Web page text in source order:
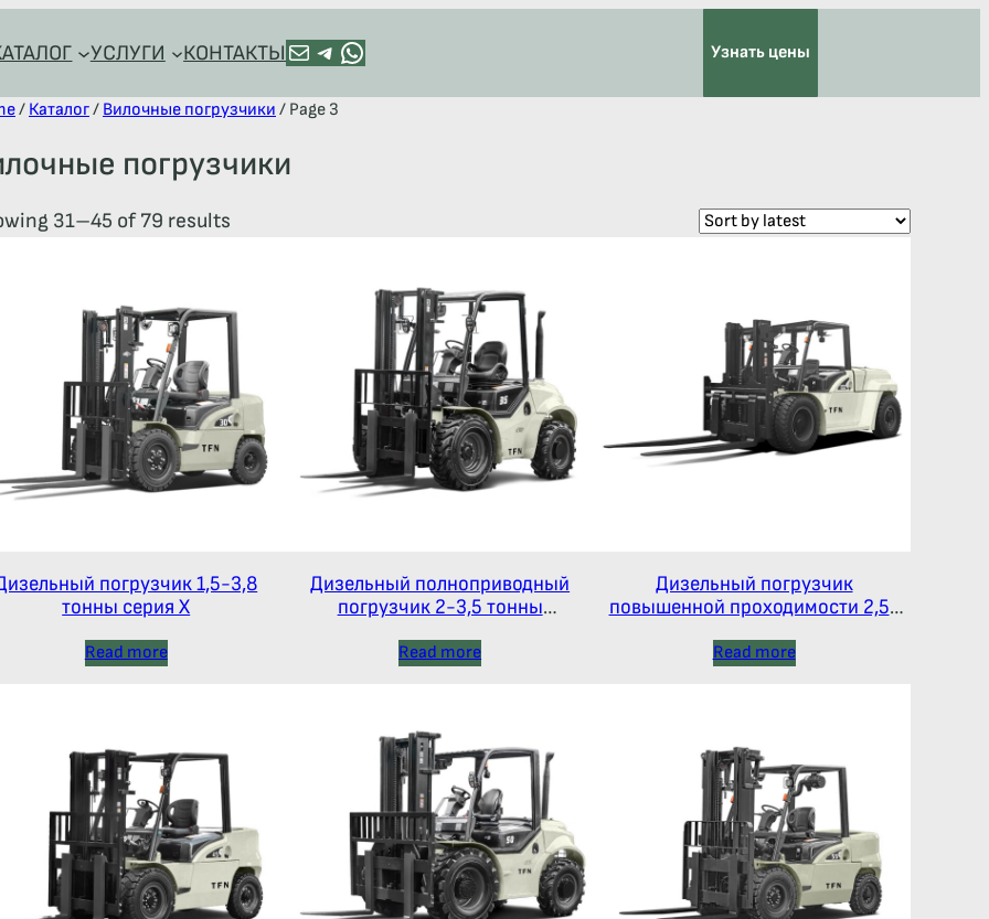
УСЛУГИ КОНТАКТЫПОЧТА TELEGRAM HTTPS://WA.ME/+79128918544 Узнать цены
/ Каталог/ Вилочные погрузчики / Page 3
погрузчики
31–45 of 79 results
погрузчик 1,5-3,8
тонны серия Х
Read more
Дизельный полноприводный
погрузчик 2-3,5 тонны
Read more
Дизельный погрузчик
повышенной проходимости 2,5-
Read more